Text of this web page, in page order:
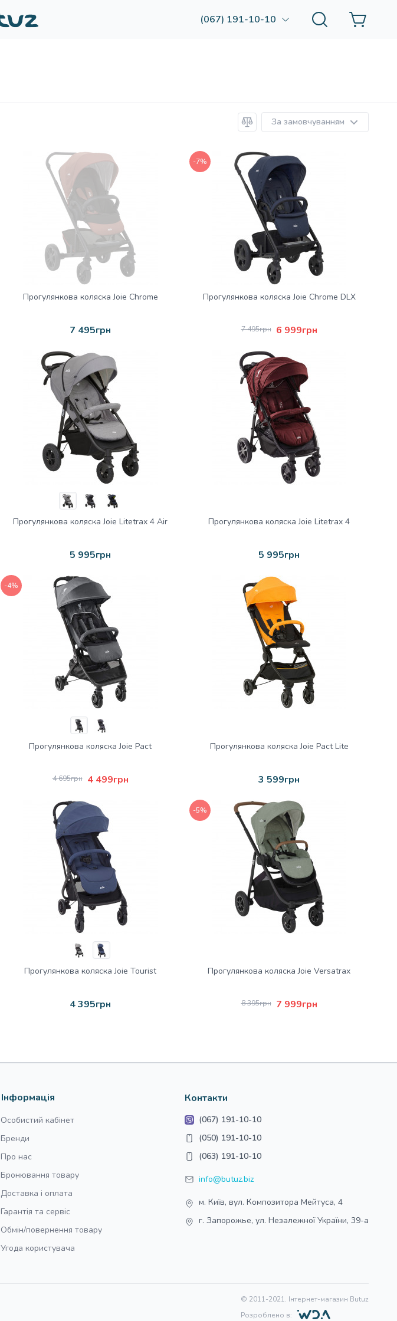
(067) 191-10-10
За замовчуванням
Прогулянкова коляска Joie Chrome
7 495грн
-7%
Прогулянкова коляска Joie Chrome DLX
7 495грн 6 999грн
Прогулянкова коляска Joie Litetrax 4 Air
5 995грн
Прогулянкова коляска Joie Litetrax 4
5 995грн
-4%
Прогулянкова коляска Joie Pact
4 695грн 4 499грн
Прогулянкова коляска Joie Pact Lite
3 599грн
Прогулянкова коляска Joie Tourist
4 395грн
-5%
Прогулянкова коляска Joie Versatrax
8 395грн 7 999грн
Інформація
Особистий кабінет
Бренди
Про нас
Бронювання товару
Доставка і оплата
Гарантія та сервіс
Обмін/повернення товару
Угода користувача
Контакти
(067) 191-10-10
(050) 191-10-10
(063) 191-10-10
info@butuz.biz
м. Київ, вул. Композитора Мейтуса, 4
г. Запорожье, ул. Незалежної України, 39-а
© 2011-2021. Інтернет-магазин Butuz
Розроблено в: